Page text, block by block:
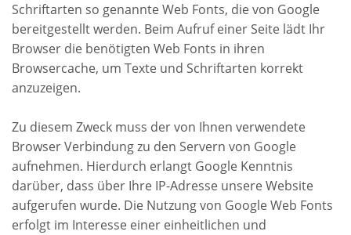
Schriftarten so genannte Web Fonts, die von Google
bereitgestellt werden. Beim Aufruf einer Seite lädt Ihr
Browser die benötigten Web Fonts in ihren
Browsercache, um Texte und Schriftarten korrekt
anzuzeigen.
Zu diesem Zweck muss der von Ihnen verwendete
Browser Verbindung zu den Servern von Google
aufnehmen. Hierdurch erlangt Google Kenntnis
darüber, dass über Ihre IP-Adresse unsere Website
aufgerufen wurde. Die Nutzung von Google Web Fonts
erfolgt im Interesse einer einheitlichen und